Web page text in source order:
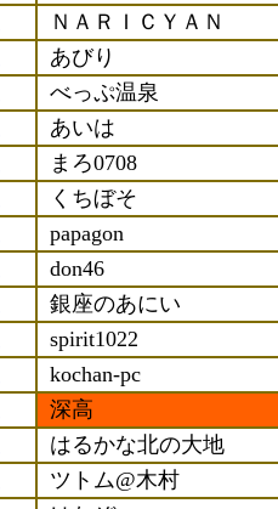
ＮＡＲＩＣＹＡＮ
あびり
べっぷ温泉
あいは
まろ0708
くちぼそ
papagon
don46
銀座のあにい
spirit1022
kochan-pc
深高
はるかな北の大地
ツトム@木村